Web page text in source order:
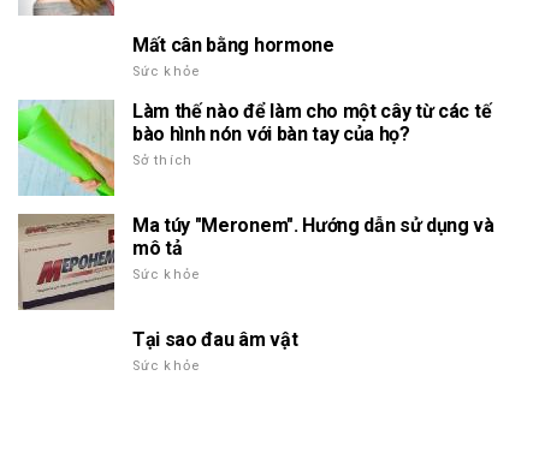
Mất cân bằng hormone
Sức khỏe
Làm thế nào để làm cho một cây từ các tế
bào hình nón với bàn tay của họ?
Sở thích
Ma túy "Meronem". Hướng dẫn sử dụng và
mô tả
Sức khỏe
Tại sao đau âm vật
Sức khỏe